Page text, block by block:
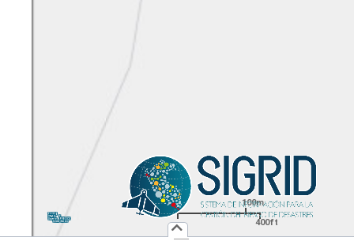
1: 4,514
UTM
X:
Y:
Usuario :
PUBLICO
Iniciar Sesión
100m
400ft